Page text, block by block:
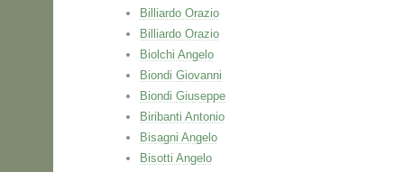
Billiardo Orazio
Billiardo Orazio
Biolchi Angelo
Biondi Giovanni
Biondi Giuseppe
Biribanti Antonio
Bisagni Angelo
Bisotti Angelo